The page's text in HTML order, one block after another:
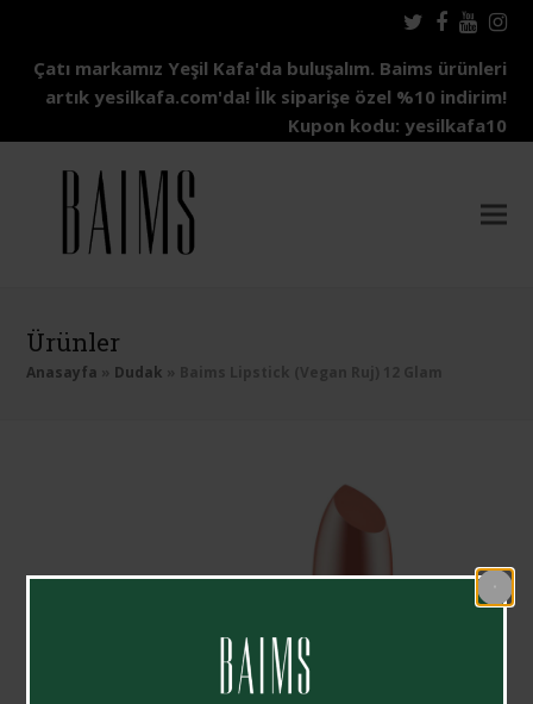
Twitter
Çatı markamız Yeşil Kafa'da buluşalım. Baims ürünleri
artık yesilkafa.com'da! İlk siparişe özel %10 indirim!
Kupon kodu: yesilkafa10
Ürünler
Anasayfa Dudak